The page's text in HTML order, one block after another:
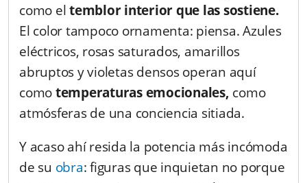
como eltemblor interior que las sostiene.
El color tampoco ornamenta: piensa. Azules
eléctricos, rosas saturados, amarillos
abruptos y violetas densos operan aquí
comotemperaturas emocionales, como
atmósferas de una conciencia sitiada.
Y acaso ahí resida la potencia más incómoda
de su obra: figuras que inquietan no porque